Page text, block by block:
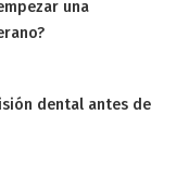
una
dental antes de